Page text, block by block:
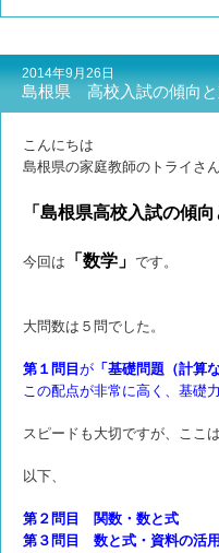
2014年9月26日
島根県 高校入試の傾向
こんにちは
島根県の家庭教師のトライさん
「島根県高校入試の傾向
今回は 「数学」 です。
大問数は５問でした。
第１問目 が 「基礎問題（計算
この配点が非常に高く、基礎
スピードも大切ですが、ここ
以下、
第２問目 関数・数と式
第３問目 数と式・資料の活用